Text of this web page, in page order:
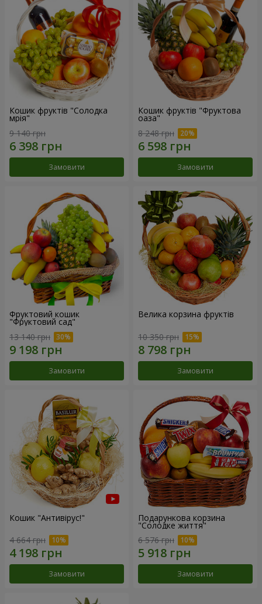
Кошик фруктів "Солодка
мрія"
9 140 грн
Замовити
Кошик фруктів "Фруктова
оаза"
8 248 грн
Замовити
Фруктовий кошик
"Фруктовий сад"
13 140 грн
Замовити
Велика корзина фруктів
10 350 грн
Замовити
Кошик "Антивірус!"
4 664 грн
Замовити
Подарункова корзина
"Солодке життя"
6 576 грн
Замовити